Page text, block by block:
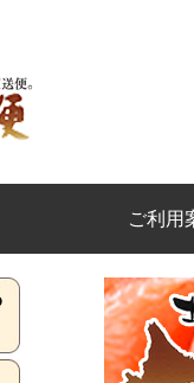
ご利用